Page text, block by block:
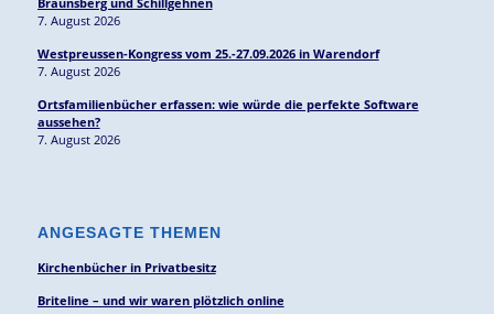
7. August 2026
Westpreussen-Kongress vom 25.-27.09.2026 in Warendorf
7. August 2026
Ortsfamilienbücher erfassen: wie würde die perfekte Software
aussehen?
7. August 2026
ANGESAGTE THEMEN
Kirchenbücher in Privatbesitz
Briteline – und wir waren plötzlich online